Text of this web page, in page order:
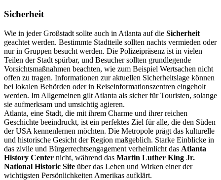
Sicherheit
Wie in jeder Großstadt sollte auch in Atlanta auf die Sicherheit
geachtet werden. Bestimmte Stadtteile sollten nachts vermieden oder
nur in Gruppen besucht werden. Die Polizeipräsenz ist in vielen
Teilen der Stadt spürbar, und Besucher sollten grundlegende
Vorsichtsmaßnahmen beachten, wie zum Beispiel Wertsachen nicht
offen zu tragen. Informationen zur aktuellen Sicherheitslage können
bei lokalen Behörden oder in Reiseinformationszentren eingeholt
werden. Im Allgemeinen gilt Atlanta als sicher für Touristen, solange
sie aufmerksam und umsichtig agieren.
Atlanta, eine Stadt, die mit ihrem Charme und ihrer reichen
Geschichte beeindruckt, ist ein perfektes Ziel für alle, die den Süden
der USA kennenlernen möchten. Die Metropole prägt das kulturelle
und historische Gesicht der Region maßgeblich. Starke Einblicke in
das zivile und Bürgerrechtsengagement verheimlicht das Atlanta
History Center nicht, während das Martin Luther King Jr.
National Historic Site über das Leben und Wirken einer der
wichtigsten Persönlichkeiten Amerikas aufklärt.